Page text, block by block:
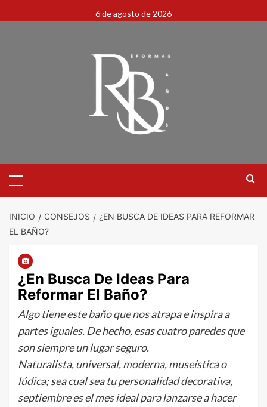
6 de agosto de 2026
INICIO CONSEJOS
¿EN BUSCA DE IDEAS PARA REFORMAR
EL BAÑO?
¿En Busca De Ideas Para
Reformar El Baño?
Algo tiene este baño que nos atrapa e inspira a
partes iguales. De hecho, esas cuatro paredes que
son siempre un lugar seguro.
Naturalista, universal, moderna, museística o
lúdica; sea cual sea tu personalidad decorativa,
septiembre es el mes ideal para lanzarse a hacer